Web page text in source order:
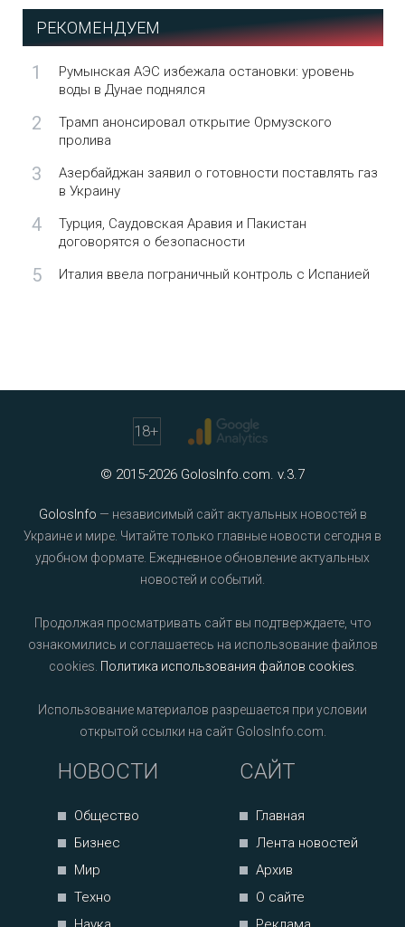
РЕКОМЕНДУЕМ
1
Румынская АЭС избежала остановки: уровень
воды в Дунае поднялся
2
Трамп анонсировал открытие Ормузского
пролива
3
Азербайджан заявил о готовности поставлять газ
в Украину
4
Турция, Саудовская Аравия и Пакистан
договорятся о безопасности
5 Италия ввела пограничный контроль с Испанией
18+
© 2015-2026 GolosInfo.com. v.3.7
GolosInfo — независимый сайт актуальных новостей в
Украине и мире. Читайте только главные новости сегодня в
удобном формате. Ежедневное обновление актуальных
новостей и событий.
Продолжая просматривать сайт вы подтверждаете, что
ознакомились и соглашаетесь на использование файлов
cookies. Политика использования файлов cookies
Использование материалов разрешается при условии
открытой ссылки на сайт GolosInfo.com.
НОВОСТИ
Общество
Бизнес
Мир
Техно
САЙТ
Главная
Лента новостей
Архив
О сайте